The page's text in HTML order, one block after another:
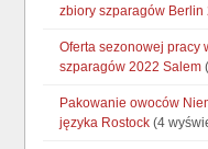
zbiory szparagów Berlin
Oferta sezonowej pracy
szparagów 2022 Salem
Pakowanie owoców
języka Rostock (4